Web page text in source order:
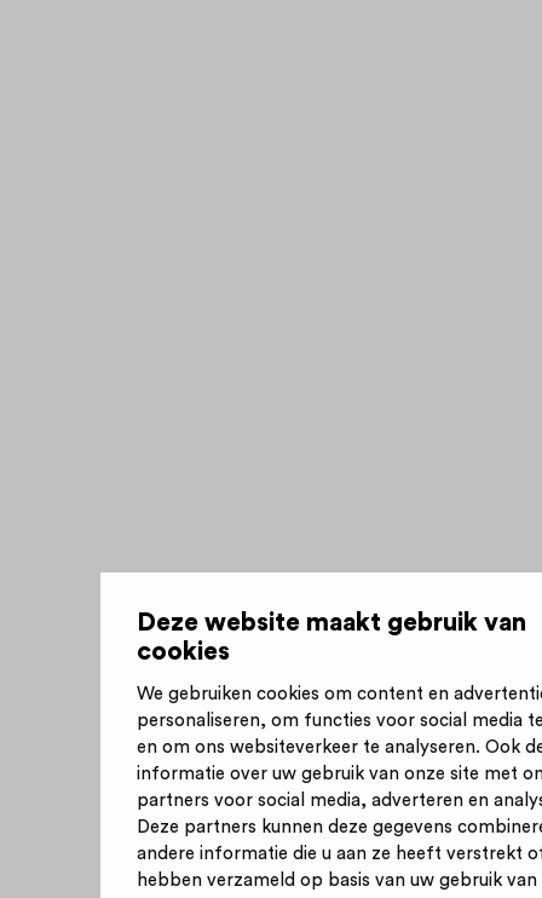
Deze website maakt gebruik van
cookies
We gebruiken cookies om content en
personaliseren, om functies voor social media
en om ons websiteverkeer te analyseren. Ook
informatie over uw gebruik van onze site met
partners voor social media, adverteren en
Deze partners kunnen deze gegevens
andere informatie die u aan ze heeft verstrekt
hebben verzameld op basis van uw gebruik van